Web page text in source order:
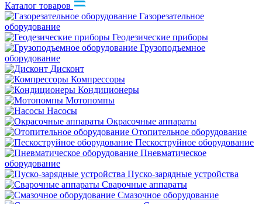
Каталог товаров
Газорезательное
оборудование
Геодезические приборы
Грузоподъемное
оборудование
Дисконт
Компрессоры
Кондиционеры
Мотопомпы
Насосы
Окрасочные аппараты
Отопительное оборудование
Пескоструйное оборудование
Пневматическое
оборудование
Пуско-зарядные устройства
Сварочные аппараты
Смазочное оборудование